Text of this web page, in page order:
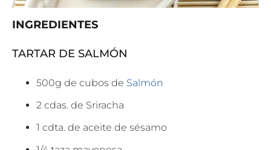
INGREDIENTES
TARTAR DE SALMÓN
500g de cubos de Salmón
2 cdas. de Sriracha
1 cdta. de aceite de sésamo